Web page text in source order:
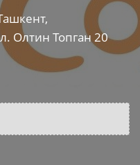
Олтин Топган 20